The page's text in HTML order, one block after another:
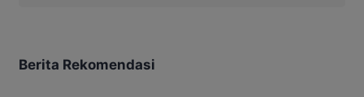
Berita Rekomendasi